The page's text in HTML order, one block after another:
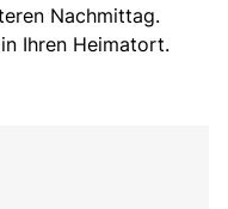
Nachmittag.
Ihren Heimatort.